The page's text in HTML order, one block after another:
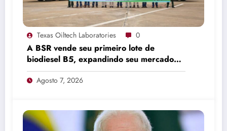
Texas Oiltech Laboratories 0
A BSR vende seu primeiro lote de
biodiesel B5, expandindo seu mercado
de combustíveis ecológicos.
Agosto 7, 2026